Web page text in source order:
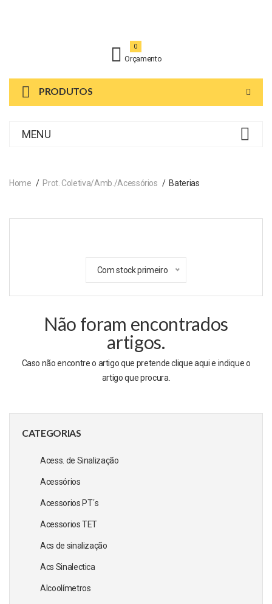
Orçamento
0
PRODUTOS
MENU
Home Prot. Coletiva/Amb./Acessórios Baterias
CATEGORIAS
Acess. de Sinalização
Acessórios
Acessorios PT´s
Acessorios TET
Acs de sinalização
Acs Sinalectica
Alcoolímetros
Com stock primeiro
Não foram encontrados
artigos.
Caso não encontre o artigo que pretende cliqueaquie indique o
artigo que procura.